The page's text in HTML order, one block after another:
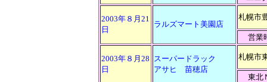
2003年８月21
日
ラルズマート美園店
札幌市
営業
2003年８月28
日
スーパードラック
アサヒ 苗穂店
札幌市
東北